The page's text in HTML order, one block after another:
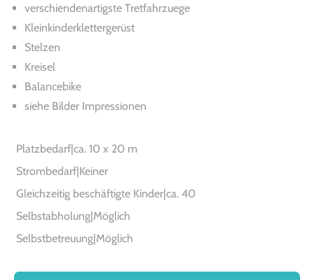
verschiendenartigste Tretfahrzuege
Kleinkinderklettergerüst
Stelzen
Kreisel
Balancebike
siehe Bilder Impressionen
Platzbedarf|ca. 10 x 20 m
Strombedarf|Keiner
Gleichzeitig beschäftigte Kinder|ca. 40
Selbstabholung|Möglich
Selbstbetreuung|Möglich